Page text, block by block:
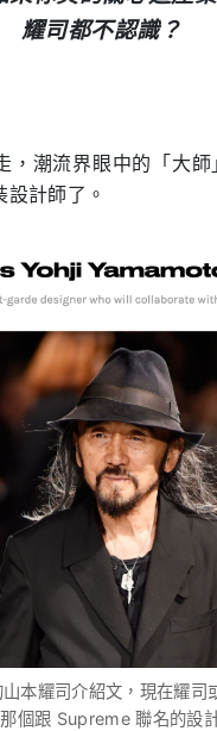
耀司都不認識？
，潮流界眼中的「大師
計師了。
本耀司介紹文，現在耀司
個跟 Supreme 聯名的設